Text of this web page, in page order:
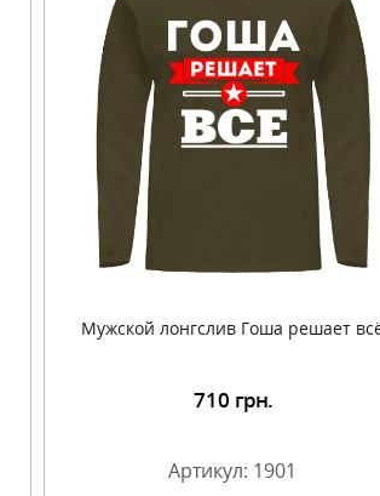
Мужской лонгслив Гоша решает
710 грн.
Артикул: 1901
Подробнее